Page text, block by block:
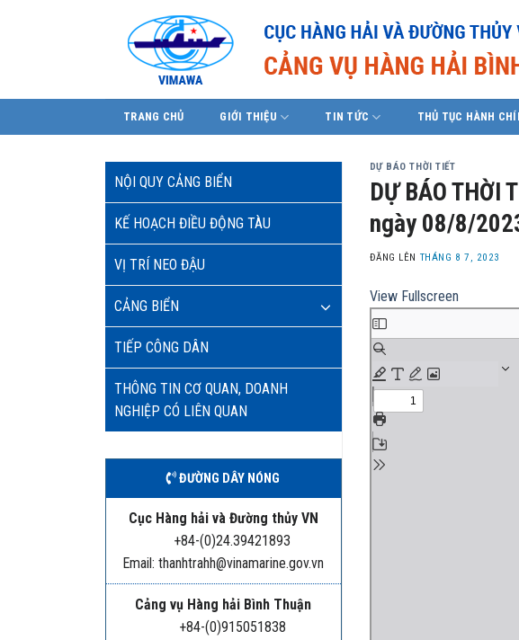
TRANG CHỦ GIỚI THIỆU TIN TỨC THỦ TỤC HÀNH
NỘI QUY CẢNG BIỂN
KẾ HOẠCH ĐIỀU ĐỘNG TÀU
VỊ TRÍ NEO ĐẬU
CẢNG BIỂN
TIẾP CÔNG DÂN
THÔNG TIN CƠ QUAN, DOANH
NGHIỆP CÓ LIÊN QUAN
ĐƯỜNG DÂY NÓNG
Cục Hàng hải và Đường thủy VN
+84-(0)24.39421893
Email: thanhtrahh@vinamarine.gov.vn
Cảng vụ Hàng hải Bình Thuận
+84-(0)915051838
DỰ BÁO THỜI TIẾT
DỰ BÁO THỜI
ngày 08/8/
ĐĂNG LÊN THÁNG 8 7, 2023
View Fullscreen